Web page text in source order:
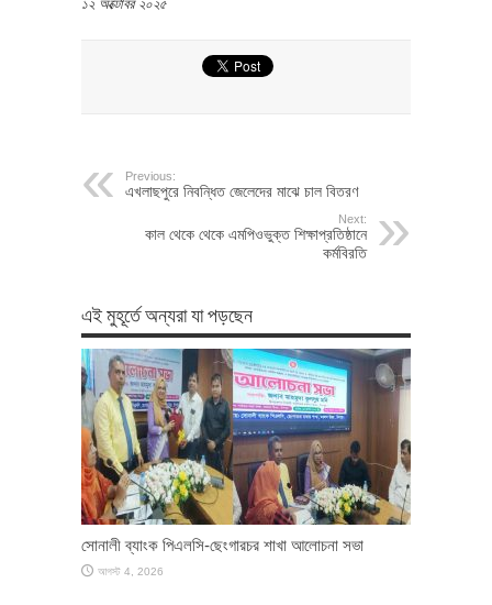
১২ অক্টোবর ২০২৫
Previous:
এখলাছপুরে নিবন্ধিত জেলেদের মাঝে চাল বিতরণ
Next:
কাল থেকে থেকে এমপিওভুক্ত শিক্ষাপ্রতিষ্ঠানে
কর্মবিরতি
এই মুহূর্তে অন্যরা যা পড়ছেন
সোনালী ব্যাংক পিএলসি-ছেংগারচর শাখা আলোচনা সভা
আগস্ট 4, 2026